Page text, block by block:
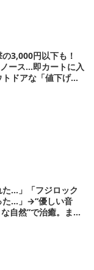
3,000円以下も！
ース…即カートに入
ドアな「値下げ夏
た…」「フジロック
た…」→“優しい音
自然”で治癒。まだ